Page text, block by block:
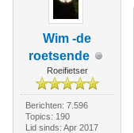
Wim -de
roetsende
Roeifietser
Berichten: 7.596
Topics: 190
Lid sinds: Apr 2017